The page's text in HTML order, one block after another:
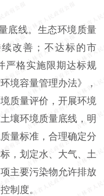
底线。生态环境质量
改善；不达标的市
严格实施限期达标规
境容量管理办法》，
质量评价，开展环境
壤环境质量底线，明
量标准，合理确定分
，划定水、大气、土
主要污染物允许排放
制度。